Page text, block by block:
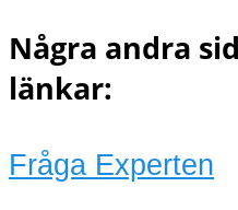
Några andra
länkar:
Fråga Experten